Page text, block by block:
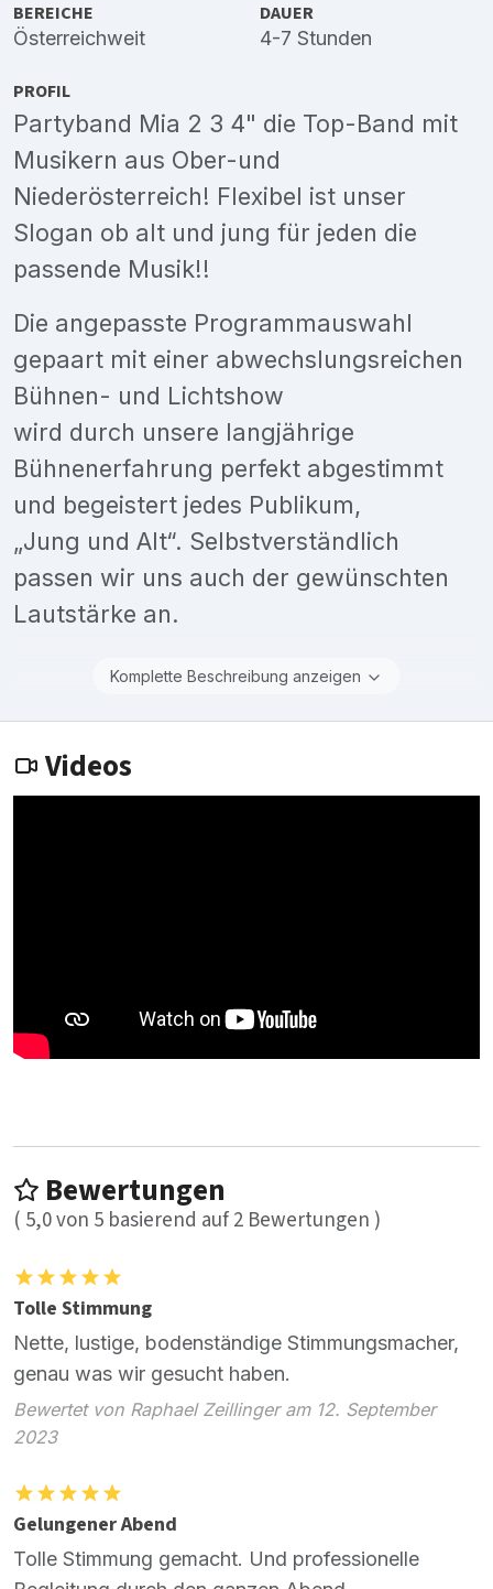
BEREICHE
Österreichweit
DAUER
4-7 Stunden
PROFIL
Partyband Mia 2 3 4" die Top-Band mit
Musikern aus Ober-und
Niederösterreich! Flexibel ist unser
Slogan ob alt und jung für jeden die
passende Musik!!
Die angepasste Programmauswahl
gepaart mit einer abwechslungsreichen
Bühnen- und Lichtshow
wird durch unsere langjährige
Bühnenerfahrung perfekt abgestimmt
und begeistert jedes Publikum,
„Jung und Alt“. Selbstverständlich
passen wir uns auch der gewünschten
Lautstärke an.
Komplette Beschreibung anzeigen
Videos
Bewertungen
( 5,0von 5 basierend auf2 Bewertungen )
Tolle Stimmung
Nette, lustige, bodenständige Stimmungsmacher,
genau was wir gesucht haben.
Bewertet von Raphael Zeillinger am 12. September
2023
Gelungener Abend
Tolle Stimmung gemacht. Und professionelle